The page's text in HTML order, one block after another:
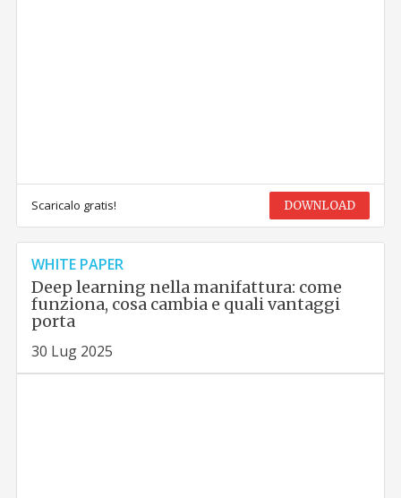
Scaricalo gratis! DOWNLOAD
WHITE PAPER
Deep learning nella manifattura: come
funziona, cosa cambia e quali vantaggi
porta
30 Lug 2025